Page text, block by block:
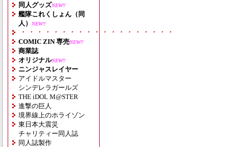
同人グッズNEW!!
艦隊これくしょん（同
人）
NEW!!
・・・・・・・・・・・・・・・・・・・
COMIC ZIN 専売NEW!!
商業誌
オリジナルNEW!!
ニンジャスレイヤー
アイドルマスター
シンデレラガールズ
THE iDOL M@STER
進撃の巨人
境界線上のホライゾン
東日本大震災
チャリティー同人誌
同人誌製作